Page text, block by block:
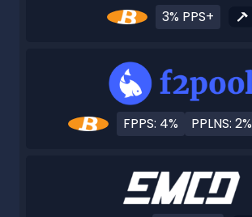
3% PPS+
FPPS: 4% PPLNS: 2%